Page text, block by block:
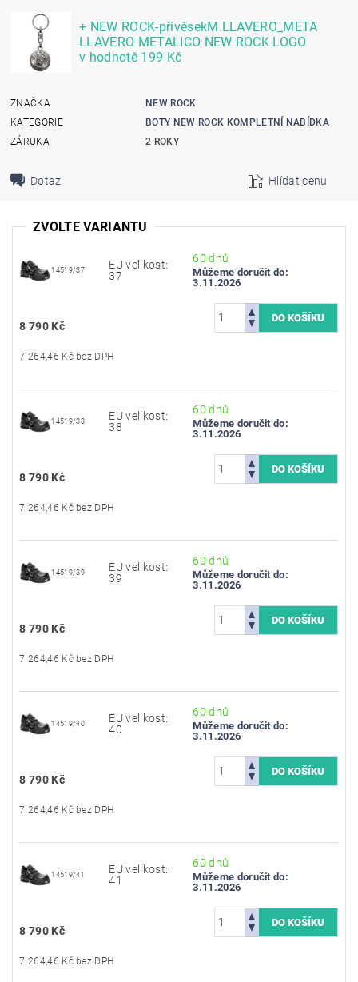
+ NEW ROCK-přívěsekM.LLAVERO_META
LLAVERO METALICO NEW ROCK LOGO
v hodnotě 199 Kč
ZNAČKA
NEW ROCK
KATEGORIE
BOTY NEW ROCK KOMPLETNÍ NABÍDKA
ZÁRUKA
2 ROKY
Dotaz Hlídat cenu
ZVOLTE VARIANTU
14519/37
EU velikost:
37
60 dnů
Můžeme doručit do:
3.11.2026
8 790 Kč
7 264,46 Kč bez DPH
14519/38
EU velikost:
38
60 dnů
Můžeme doručit do:
3.11.2026
8 790 Kč
7 264,46 Kč bez DPH
14519/39
EU velikost:
39
60 dnů
Můžeme doručit do:
3.11.2026
8 790 Kč
7 264,46 Kč bez DPH
14519/40
EU velikost:
40
60 dnů
Můžeme doručit do:
3.11.2026
8 790 Kč
7 264,46 Kč bez DPH
14519/41
EU velikost:
41
60 dnů
Můžeme doručit do:
3.11.2026
8 790 Kč
7 264,46 Kč bez DPH